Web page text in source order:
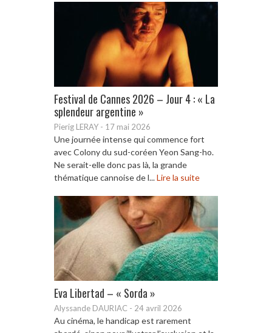
Festival de Cannes 2026 – Jour 4 : « La
splendeur argentine »
Pierig LERAY - 17 mai 2026
Une journée intense qui commence fort
avec Colony du sud-coréen Yeon Sang-ho.
Ne serait-elle donc pas là, la grande
thématique cannoise de l...Lire la suite
Eva Libertad – « Sorda »
Alyssande DAURIAC - 24 avril 2026
Au cinéma, le handicap est rarement